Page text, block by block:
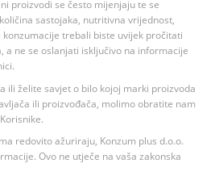
proizvodi se često mijenjaju te se
sastojaka, nutritivna vrijednost,
trebali biste uvijek pročitati
a ne se oslanjati isključivo na informacije
ili želite savjet o bilo kojoj marki proizvoda
ili proizvođača, molimo obratite nam
redovito ažuriraju, Konzum plus d.o.o.
Ovo ne utječe na vaša zakonska